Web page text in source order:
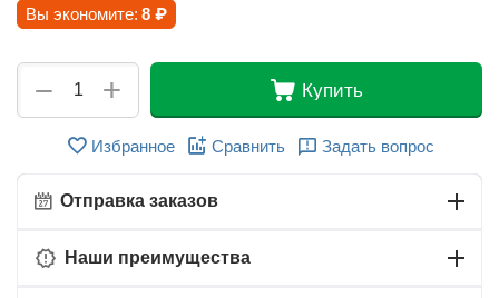
Вы экономите: 8 ₽
+
− Купить
Избранное Сравнить Задать вопрос
Отправка заказов
Наши преимущества